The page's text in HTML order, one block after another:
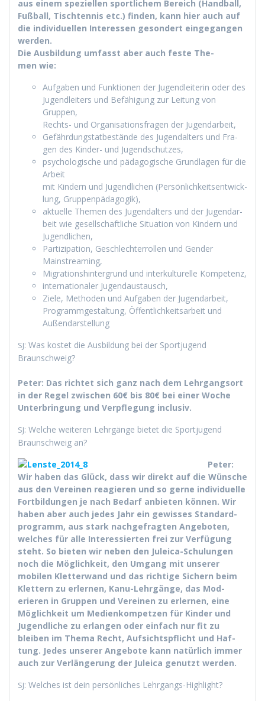
aus einem speziellen sportlichem Bere­ich (Hand­ball,
Fußball, Tis­chten­nis etc.) find­en, kann hier auch auf
die indi­vidu­ellen Inter­essen geson­dert einge­gan­gen
werden.
Die Aus­bil­dung umfasst aber auch feste The­
men wie:
Auf­gaben und Funk­tio­nen der Jugendlei­t­erin oder des
Jugendleit­ers und Befähi­gung zur Leitung von
Gruppen,
Rechts- und Organ­i­sa­tions­fra­gen der Jugendarbeit,
Gefährdungstatbestände des Jugen­dal­ters und Fra­
gen des Kinder- und Jugendschutzes,
psy­chol­o­gis­che und päd­a­gogis­che Grund­la­gen für die
Arbeit
mit Kindern und Jugendlichen (Per­sön­lichkeit­sen­twick­
lung, Gruppenpädagogik),
aktuelle The­men des Jugen­dal­ters und der Jugen­dar­
beit wie gesellschaftliche Sit­u­a­tion von Kindern und
Jugendlichen,
Par­tizipa­tion, Geschlechter­rollen und Gen­der
Mainstreaming,
Migra­tionsh­in­ter­grund und interkul­turelle Kompetenz,
inter­na­tionaler Jugendaustausch,
Ziele, Meth­o­d­en und Auf­gaben der Jugendarbeit,
Pro­gram­mgestal­tung, Öffentlichkeit­sar­beit und
Außendarstellung
SJ: Was kostet die Aus­bil­dung bei der Sportju­gend
Braunschweig?
Peter: Das richtet sich ganz nach dem Lehrgang­sort
in der Regel zwis­chen 60€ bis 80€ bei ein­er Woche
Unter­bringung und Verpfle­gung inclusiv.
SJ: Welche weit­eren Lehrgänge bietet die Sportju­gend
Braun­schweig an?
Peter:
Wir haben das Glück, dass wir direkt auf die Wün­sche
aus den Vere­inen reagieren und so gerne indi­vidu­elle
Fort­bil­dun­gen je nach Bedarf anbi­eten kön­nen. Wir
haben aber auch jedes Jahr ein gewiss­es Stan­dard­
pro­gramm, aus stark nachge­fragten Ange­boten,
welch­es für alle Inter­essierten frei zur Ver­fü­gung
ste­ht. So bieten wir neben den Jule­ica-Schu­lun­gen
noch die Möglichkeit, den Umgang mit unser­er
mobilen Klet­ter­wand und das richtige Sich­ern beim
Klet­tern zu erler­nen, Kanu-Lehrgänge, das Mod­
erieren in Grup­pen und Vere­inen zu erler­nen, eine
Möglichkeit um Medi­enkom­pet­zen für Kinder und
Jugendliche zu erlan­gen oder ein­fach nur fit zu
bleiben im The­ma Recht, Auf­sicht­spflicht und Haf­
tung. Jedes unser­er Ange­bote kann natür­lich immer
auch zur Ver­längerung der Jule­ica genutzt werden.
SJ: Welch­es ist dein per­sön­lich­es Lehrgangs-Highlight?